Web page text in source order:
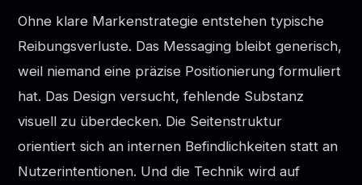
Ohne klare Markenstrategie entstehen typische
Reibungsverluste. Das Messaging bleibt generisch,
weil niemand eine präzise Positionierung formuliert
hat. Das Design versucht, fehlende Substanz
visuell zu überdecken. Die Seitenstruktur
orientiert sich an internen Befindlichkeiten statt an
Nutzerintentionen. Und die Technik wird auf